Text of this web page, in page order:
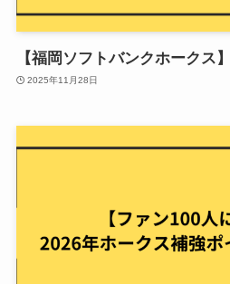
【福岡ソフトバンクホークス
2025年11月28日